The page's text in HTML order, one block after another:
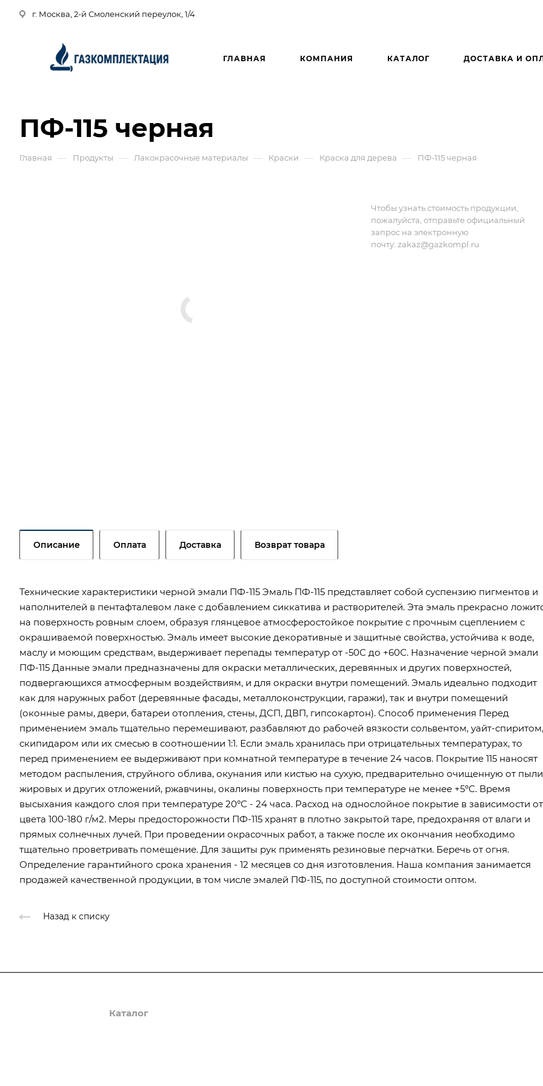
г. Москва, 2-й Смоленский переулок, 1/4
ГЛАВНАЯ КОМПАНИЯ КАТАЛОГ ДОСТАВКА И
ПФ-115 черная
Главная — Продукты — Лакокрасочные материалы — Краски — Краска для дерева — ПФ-115 черная
Чтобы узнать стоимость продукции,
пожалуйста, отправьте официальный
запрос на электронную
почту: zakaz@gazkompl.ru
Описание Оплата Доставка Возврат товара
Технические характеристики черной эмали ПФ-115 Эмаль ПФ-115 представляет собой суспензию пигментов и
наполнителей в пентафталевом лаке с добавлением сиккатива и растворителей. Эта эмаль прекрасно
на поверхность ровным слоем, образуя глянцевое атмосферостойкое покрытие с прочным сцеплением с
окрашиваемой поверхностью. Эмаль имеет высокие декоративные и защитные свойства, устойчива к воде,
маслу и моющим средствам, выдерживает перепады температур от -50С до +60С. Назначение черной эмали
ПФ-115 Данные эмали предназначены для окраски металлических, деревянных и других поверхностей,
подвергающихся атмосферным воздействиям, и для окраски внутри помещений. Эмаль идеально подходит
как для наружных работ (деревянные фасады, металлоконструкции, гаражи), так и внутри помещений
(оконные рамы, двери, батареи отопления, стены, ДСП, ДВП, гипсокартон). Способ применения Перед
применением эмаль тщательно перемешивают, разбавляют до рабочей вязкости сольвентом, уайт-спиритом,
скипидаром или их смесью в соотношении 1:1. Если эмаль хранилась при отрицательных температурах, то
перед применением ее выдерживают при комнатной температуре в течение 24 часов. Покрытие 115 наносят
методом распыления, струйного облива, окунания или кистью на сухую, предварительно очищенную от
жировых и других отложений, ржавчины, окалины поверхность при температуре не менее +5ºС. Время
высыхания каждого слоя при температуре 20ºС - 24 часа. Расход на однослойное покрытие в зависимости от
цвета 100-180 г/м2. Меры предосторожности ПФ-115 хранят в плотно закрытой таре, предохраняя от влаги и
прямых солнечных лучей. При проведении окрасочных работ, а также после их окончания необходимо
тщательно проветривать помещение. Для защиты рук применять резиновые перчатки. Беречь от огня.
Определение гарантийного срока хранения - 12 месяцев со дня изготовления. Наша компания занимается
продажей качественной продукции, в том числе эмалей ПФ-115, по доступной стоимости оптом.
Назад к списку
Каталог